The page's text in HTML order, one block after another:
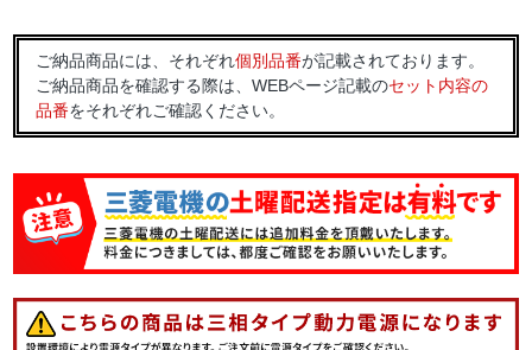
ご納品商品には、それぞれ個別品番が記載されております。
ご納品商品を確認する際は、WEBページ記載のセット内容の
品番をそれぞれご確認ください。